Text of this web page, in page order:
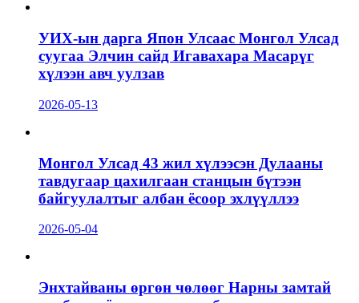
УИХ-ын дарга Япон Улсаас Монгол Улсад
суугаа Элчин сайд Игавахара Масарүг
хүлээн авч уулзав
2026-05-13
Монгол Улсад 43 жил хүлээсэн Дулааны
тавдугаар цахилгаан станцын бүтээн
байгуулалтыг албан ёсоор эхлүүллээ
2026-05-04
Энхтайваны өргөн чөлөөг Нарны замтай